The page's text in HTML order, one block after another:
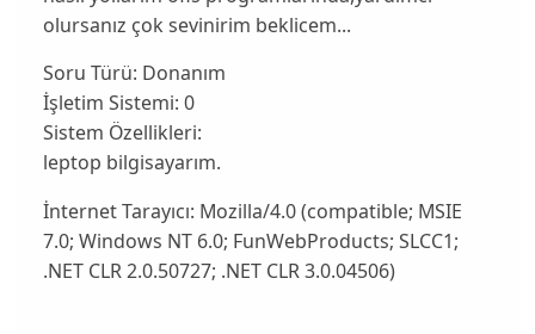
olursanız çok sevinirim beklicem...
Soru Türü: Donanım
İşletim Sistemi: 0
Sistem Özellikleri:
leptop bilgisayarım.
İnternet Tarayıcı: Mozilla/4.0 (compatible; MSIE
7.0; Windows NT 6.0; FunWebProducts; SLCC1;
.NET CLR 2.0.50727; .NET CLR 3.0.04506)